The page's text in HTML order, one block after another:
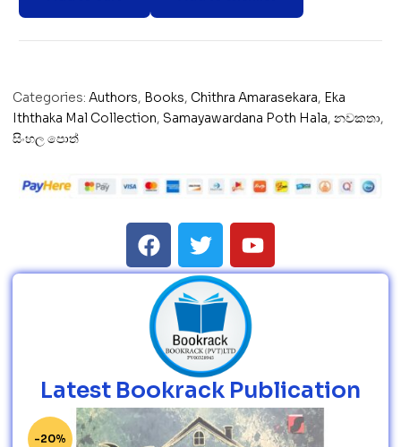
Categories: Authors, Books, Chithra Amarasekara, Eka
Iththaka Mal Collection, Samayawardana Poth Hala, නවකතා,
සිංහල පොත්
Latest Bookrack Publication
-20%